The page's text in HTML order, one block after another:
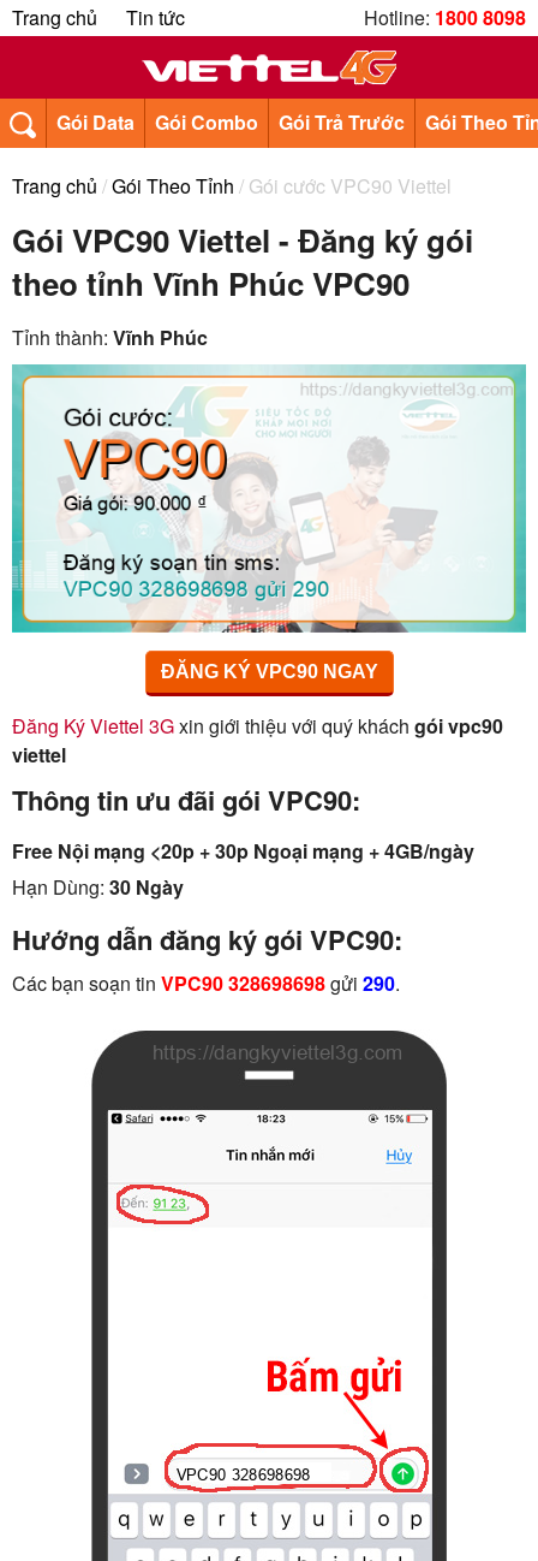
Trang chủ Tin tức Hotline: 1800 8098
Gói Data Gói Combo Gói Trả Trước Gói Theo
Trang chủ /Gói Theo Tỉnh / Gói cước VPC90 Viettel
Gói VPC90 Viettel - Đăng ký gói
theo tỉnh Vĩnh Phúc VPC90
Tỉnh thành: Vĩnh Phúc
ĐĂNG KÝ VPC90 NGAY
Đăng Ký Viettel 3Gxin giới thiệu với quý khách gói vpc90
viettel
Thông tin ưu đãi gói VPC90:
Free Nội mạng <20p + 30p Ngoại mạng + 4GB/ngày
Hạn Dùng: 30 Ngày
Hướng dẫn đăng ký gói VPC90:
Các bạn soạn tin VPC90 328698698gửi 290.